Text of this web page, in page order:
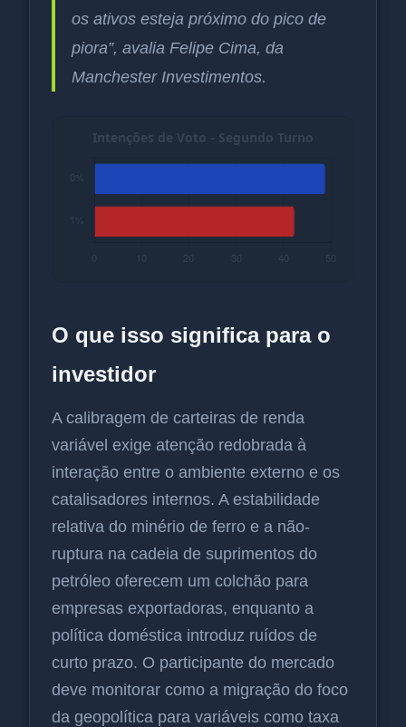
os ativos esteja próximo do pico de
piora”, avalia Felipe Cima, da
Manchester Investimentos.
O que isso significa para o
investidor
A calibragem de carteiras de renda
variável exige atenção redobrada à
interação entre o ambiente externo e os
catalisadores internos. A estabilidade
relativa do minério de ferro e a não-
ruptura na cadeia de suprimentos do
petróleo oferecem um colchão para
empresas exportadoras, enquanto a
política doméstica introduz ruídos de
curto prazo. O participante do mercado
deve monitorar como a migração do foco
da geopolítica para variáveis como taxa